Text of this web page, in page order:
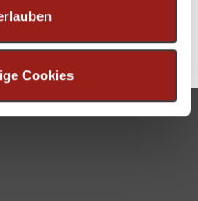
unsere Partner für
möglicherweise mit
Sie ihnen bereitgestellt
Nutzung der Dienste
Cookies